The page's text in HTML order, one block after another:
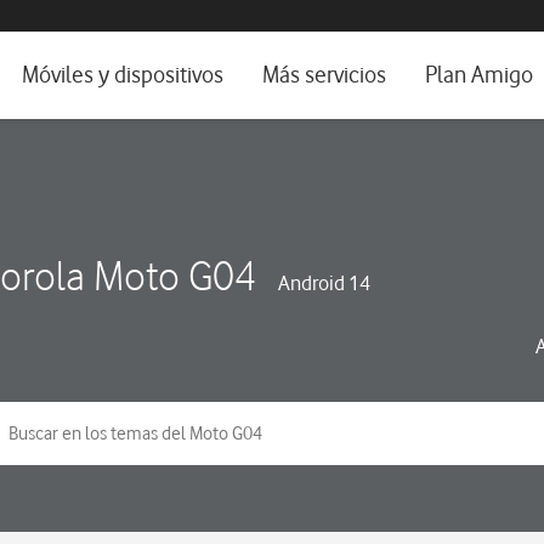
e idioma
Móviles y dispositivos Más servicios Plan Amigo
Moto G04 Android 14